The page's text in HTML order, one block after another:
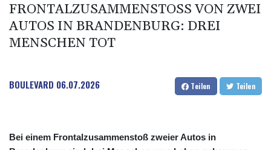
Myanmars Ex-General Min Aung Hlaing zu erstem Besuch in
Thailand als Präsident
Drohnenabwehr: Grüne fordern "klare Zuständigkeiten" - SPD
FRONTALZUSAMMENSTOSS VON ZWEI A
UTOS IN BRANDENBURG: DREI M
ENSCHEN TOT
BOULEVARD 06.07.2026 Teilen Teilen
Bei einem Frontalzusammenstoß zweier Autos in